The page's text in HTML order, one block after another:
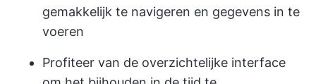
gemakkelijk te navigeren en gegevens in te
voeren
Profiteer van de overzichtelijke interface